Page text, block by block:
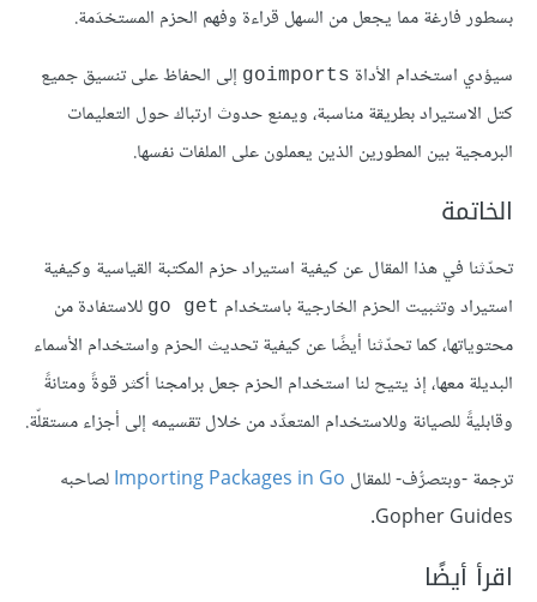
بسطور فارغة مما يجعل من السهل قراءة وفهم الحزم المستخدَمة.
سيؤدي استخدام الأداة goimports إلى الحفاظ على تنسيق جميع
كتل الاستيراد بطريقة مناسبة، ويمنع حدوث ارتباك حول التعليمات
البرمجية بين المطورين الذين يعملون على الملفات نفسها.
الخاتمة
تحدّثنا في هذا المقال عن كيفية استيراد حزم المكتبة القياسية وكيفية
استيراد وتثبيت الحزم الخارجية باستخدام go get للاستفادة من
محتوياتها، كما تحدّثنا أيضًا عن كيفية تحديث الحزم واستخدام الأسماء
البديلة معها، إذ يتيح لنا استخدام الحزم جعل برامجنا أكثر قوةً ومتانةً
وقابليةً للصيانة وللاستخدام المتعدِّد من خلال تقسيمه إلى أجزاء مستقلّة.
ترجمة -وبتصرُّف- للمقال Importing Packages in Goلصاحبه
Gopher Guides.
اقرأ أيضًا